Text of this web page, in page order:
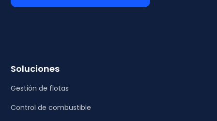
Soluciones
Gestión de flotas
Control de combustible